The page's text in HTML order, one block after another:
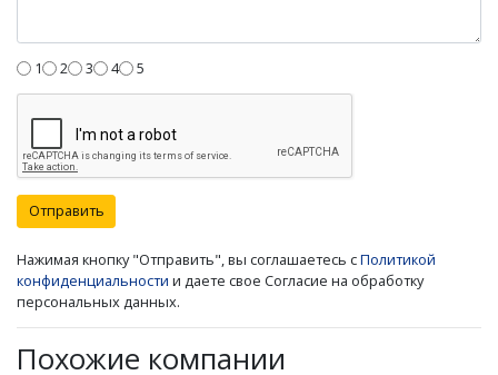
1 2 3 4 5
Отправить
Нажимая кнопку "Отправить", вы соглашаетесь сПолитикой
конфиденциальности и даете свое Согласие на обработку
персональных данных.
Похожие компании